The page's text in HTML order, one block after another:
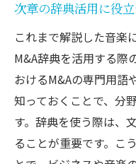
次章の辞典活用に役
これまで解説した音楽
M&A辞典を活用する際
おけるM&Aの専門用語
知っておくことで、分
す。辞典を使う際は、
ることが重要です。こ